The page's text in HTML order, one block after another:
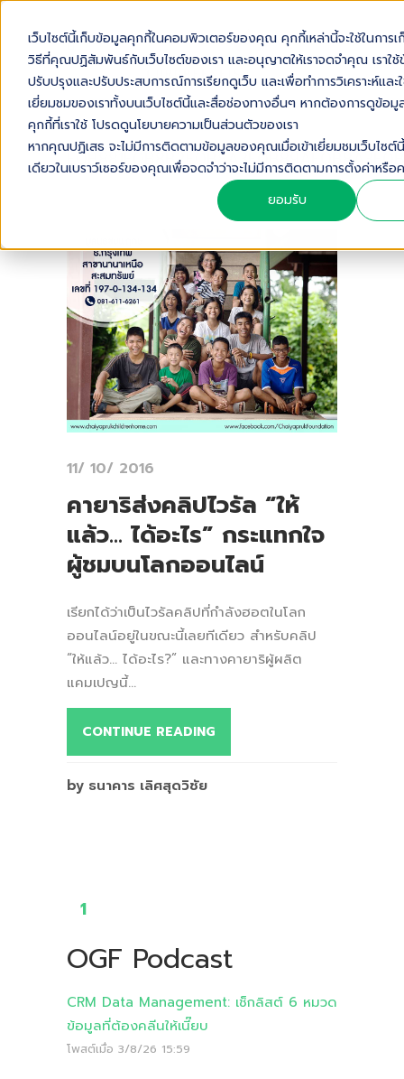
เว็บไซต์นี้เก็บข้อมูลคุกกี้ในคอมพิวเตอร์ของคุณ คุกกี้เหล่านี้จะใช้ในการ
วิธีที่คุณปฏิสัมพันธ์กับเว็บไซต์ของเรา และอนุญาตให้เราจดจำคุณ เราใ
ปรับปรุงและปรับประสบการณ์การเรียกดูเว็บ และเพื่อทำการวิเคราะห์แล
เยี่ยมชมของเราทั้งบนเว็บไซต์นี้และสื่อช่องทางอื่นๆ หากต้องการดูข้อมู
คุกกี้ที่เราใช้ โปรดดูนโยบายความเป็นส่วนตัวของเรา
หากคุณปฏิเสธ จะไม่มีการติดตามข้อมูลของคุณเมื่อเข้าเยี่ยมชมเว็บไซต์
เดียวในเบราว์เซอร์ของคุณเพื่อจดจำว่าจะไม่มีการติดตามการตั้งค่าหรื
ยอมรับ
11/ 10/ 2016
คายาริส่งคลิปไวรัล “ให้
แล้ว… ได้อะไร” กระแทกใจ
ผู้ชมบนโลกออนไลน์
เรียกได้ว่าเป็นไวรัลคลิปที่กำลังฮอตในโลก
ออนไลน์อยู่ในขณะนี้เลยทีเดียว สำหรับคลิป
“ให้แล้ว… ได้อะไร?” และทางคายาริผู้ผลิต
แคมเปญนี้...
CONTINUE READING
by ธนาคาร เลิศสุดวิชัย
1
OGF Podcast
CRM Data Management: เช็กลิสต์ 6 หมวด
ข้อมูลที่ต้องคลีนให้เนี๊ยบ
โพสต์เมื่อ 3/8/26 15:59